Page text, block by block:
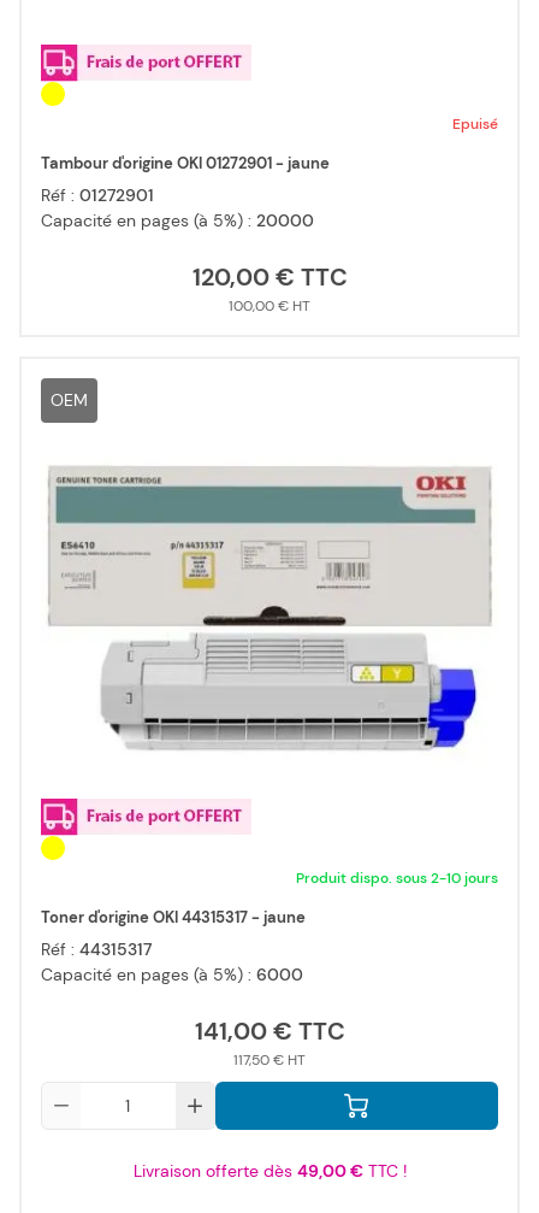
Epuisé
Tambour d'origine OKI 01272901 - jaune
Réf : 01272901
Capacité en pages (à 5%) : 20000
120,00 €
100,00 €
OEM
Produit dispo. sous 2-10 jours
Toner d'origine OKI 44315317 - jaune
Réf : 44315317
Capacité en pages (à 5%) : 6000
141,00 €
117,50 €
Livraison offerte dès 49,00 €TTC !